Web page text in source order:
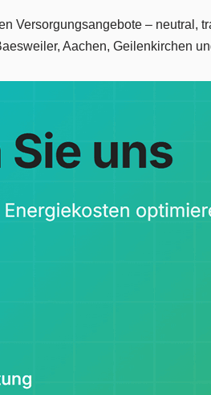
Versorgungsangebote –
Aachen, Geilenkirchen